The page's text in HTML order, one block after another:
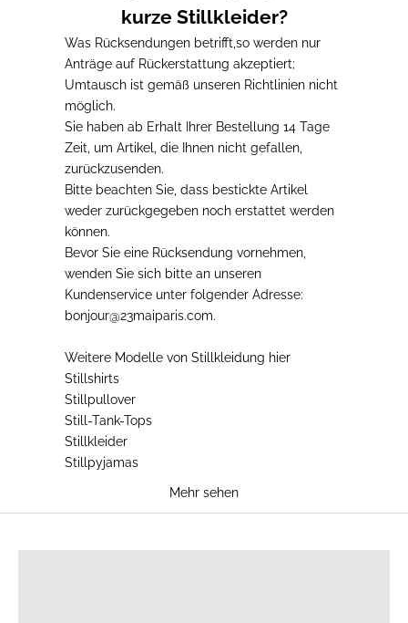
kurze Stillkleider?
Was Rücksendungen betrifft, so werden nur
Anträge auf Rückerstattung akzeptiert;
Umtausch ist gemäß unseren Richtlinien nicht
möglich.
Sie haben ab Erhalt Ihrer Bestellung 14 Tage
Zeit, um Artikel, die Ihnen nicht gefallen,
zurückzusenden.
Bitte beachten Sie, dass bestickte Artikel
weder zurückgegeben noch erstattet werden
können.
Bevor Sie eine Rücksendung vornehmen
wenden Sie sich bitte an unseren
Kundenservice unter folgender Adresse:
bonjour@23maiparis.com.
Weitere Modelle von Stillkleidung hier
Stillshirts
Stillpullover
Still-Tank-Tops
Stillkleider
Stillpyjamas
Mehr sehen